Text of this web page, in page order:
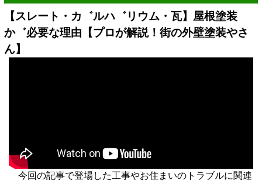
【スレート・カ゛ルハ゛リウム・瓦】屋根塗装
か゛必要な理由【プロが解説！街の外壁塗装やさ
ん】
今回の記事で登場した工事やお住まいのトラブルに関連